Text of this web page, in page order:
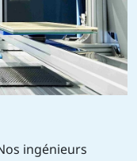
ingénieurs